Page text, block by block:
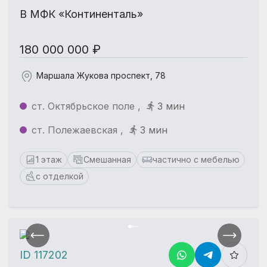
В МФК «Континенталь»
180 000 000 ₽
Маршала Жукова проспект, 78
ст. Октябрьское поле ,
3 мин
ст. Полежаевская ,
3 мин
1 этаж Смешанная
частично с мебелью
с отделкой
ID 117202